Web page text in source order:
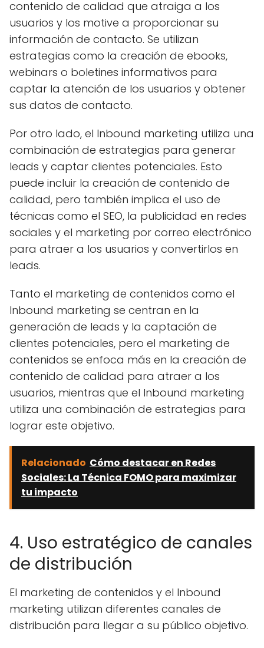
contenido de calidad que atraiga a los
usuarios y los motive a proporcionar su
información de contacto. Se utilizan
estrategias como la creación de ebooks,
webinars o boletines informativos para
captar la atención de los usuarios y obtener
sus datos de contacto.
Por otro lado, el Inbound marketing utiliza una
combinación de estrategias para generar
leads y captar clientes potenciales. Esto
puede incluir la creación de contenido de
calidad, pero también implica el uso de
técnicas como el SEO, la publicidad en redes
sociales y el marketing por correo electrónico
para atraer a los usuarios y convertirlos en
leads.
Tanto el marketing de contenidos como el
Inbound marketing se centran en la
generación de leads y la captación de
clientes potenciales, pero el marketing de
contenidos se enfoca más en la creación de
contenido de calidad para atraer a los
usuarios, mientras que el Inbound marketing
utiliza una combinación de estrategias para
lograr este objetivo.
Relacionado Cómo destacar en Redes
Sociales: La Técnica FOMO para maximizar
tu impacto
4. Uso estratégico de canales
de distribución
El marketing de contenidos y el Inbound
marketing utilizan diferentes canales de
distribución para llegar a su público objetivo.